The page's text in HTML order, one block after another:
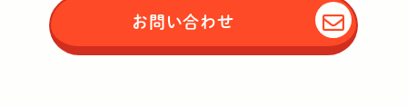
お問い合わせ